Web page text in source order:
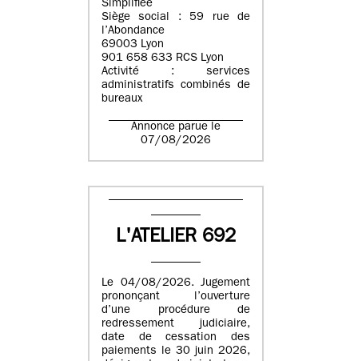
Simplifiée
Siège social : 59 rue de
l’Abondance
69003 Lyon
901 658 633 RCS Lyon
Activité : services
administratifs combinés de
bureaux
Annonce parue le
07/08/2026
L'ATELIER 692
Le 04/08/2026. Jugement
prononçant l’ouverture
d’une procédure de
redressement judiciaire,
date de cessation des
paiements le 30 juin 2026,